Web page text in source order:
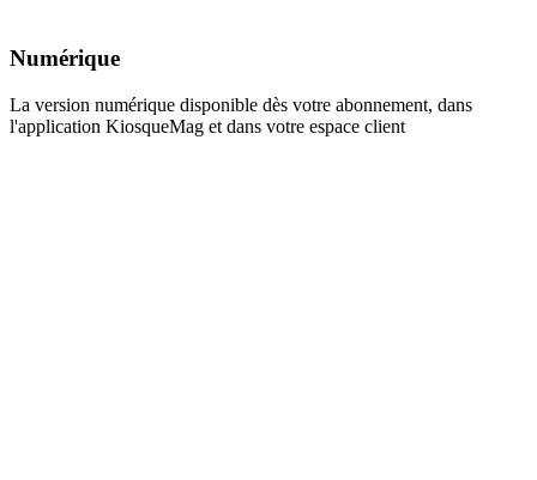
Numérique
La version numérique disponible dès votre abonnement, dans
l'application KiosqueMag et dans votre espace client